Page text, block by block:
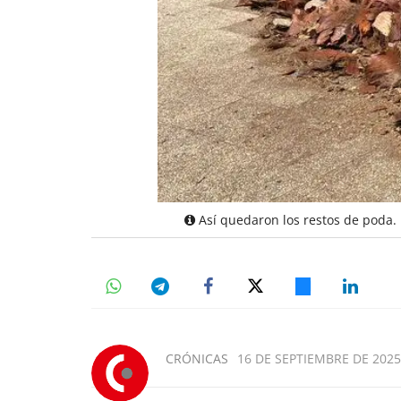
Así quedaron los restos de poda.
CRÓNICAS 16 DE SEPTIEMBRE DE